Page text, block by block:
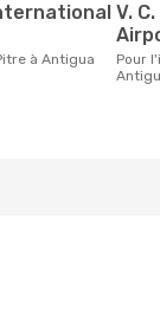
à Antigua
V. C. Bird International
Pour l'itinéraire de Pointe-à-Pitre à